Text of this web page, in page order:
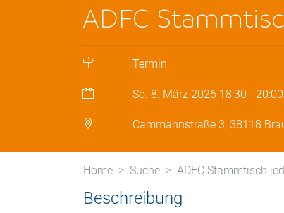
ADFC
Termin
So. 8. März 2026 18:30 - 20:00
Cammannstraße 3, 38118
Home Suche ADFC Stammtisch
Beschreibung